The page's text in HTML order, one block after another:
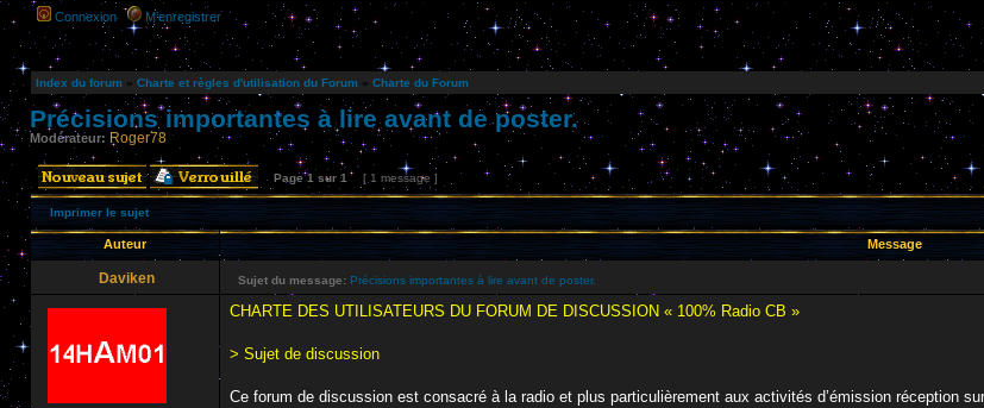
Connexion M’enregistrer
Index du forum » Charte et règles d'utilisation du Forum » Charte du Forum
Précisions importantes à lire avant de poster.
Modérateur: Roger78
Page1 sur 1 [ 1 message ]
Imprimer le sujet
Auteur Message
Daviken Sujet du message: Précisions importantes à lire avant de poster.
CHARTE DES UTILISATEURS DU FORUM DE DISCUSSION « 100% Radio CB »
> Sujet de discussion
Ce forum de discussion est consacré à la radio et plus particulièrement aux activités d’émission réception